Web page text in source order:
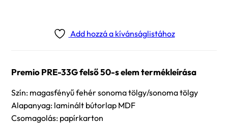
Add hozzá a kívánságlistához
Premio PRE-33G felső 50-s elem termékleírása
Szín: magasfényű fehér sonoma tölgy/sonoma tölgy
Alapanyag: laminált bútorlap MDF
Csomagolás: papírkarton